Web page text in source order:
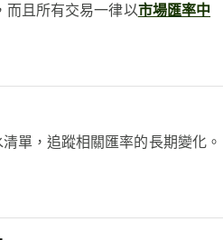
而且所有交易一律以市場匯率中
單，追蹤相關匯率的長期變化。